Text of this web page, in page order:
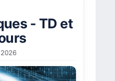
- TD et